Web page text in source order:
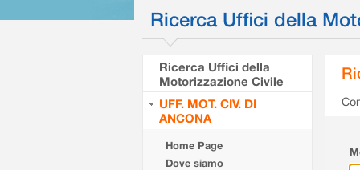
Ricerca Uffici della
Ricerca Uffici della
Motorizzazione Civile
UFF. MOT. CIV. DI
ANCONA
Home Page
Dove siamo